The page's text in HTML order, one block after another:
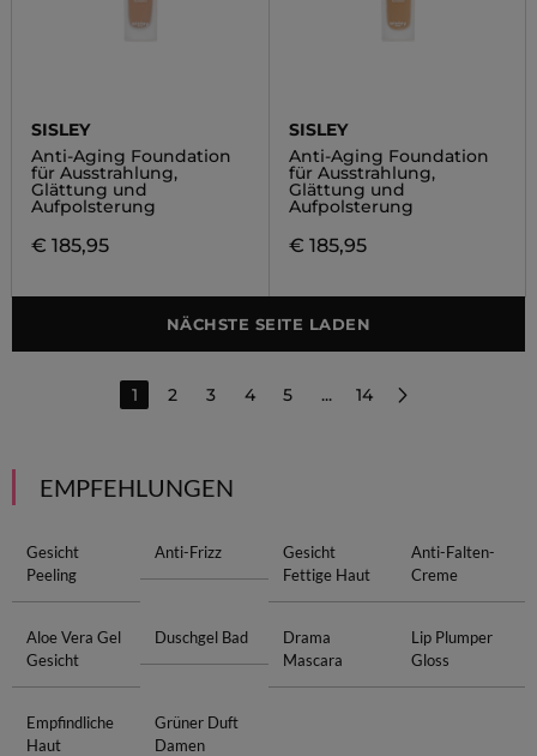
SISLEY
Anti-Aging Foundation
für Ausstrahlung,
Glättung und
Aufpolsterung
€ 185,95
SISLEY
Anti-Aging Foundation
für Ausstrahlung,
Glättung und
Aufpolsterung
€ 185,95
NÄCHSTE SEITE LADEN
1 2 3 4 5 ... 14
EMPFEHLUNGEN
Gesicht
Peeling
Anti-Frizz
Gesicht
Fettige Haut
Anti-Falten-
Creme
Aloe Vera Gel
Gesicht
Duschgel Bad
Drama
Mascara
Lip Plumper
Gloss
Empfindliche
Haut
Grüner Duft
Damen